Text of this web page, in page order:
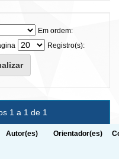
Em ordem:
Registro(s):
1 a 1 de 1
Autor(es) Orientador(es)